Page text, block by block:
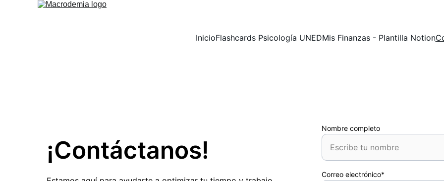
InicioFlashcards Psicología UNEDMis Finanzas - Plantilla Notion
¡Contáctanos!
Nombre completo
Correo electrónico*